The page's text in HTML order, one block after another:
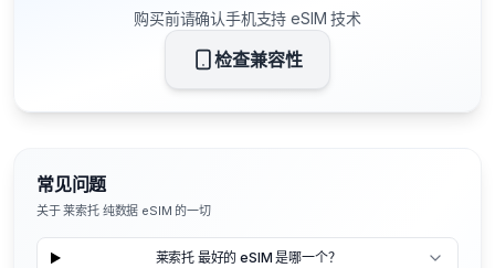
购买前请确认手机支持 eSIM 技术
检查兼容性
常见问题
关于 莱索托 纯数据 eSIM 的一切
莱索托 最好的 eSIM 是哪一个？